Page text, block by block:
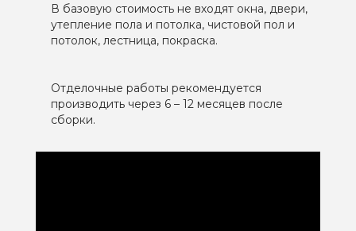
В базовую стоимость не входят окна, двери,
утепление пола и потолка, чистовой пол и
потолок, лестница, покраска.
Отделочные работы рекомендуется
производить через 6 – 12 месяцев после
сборки.